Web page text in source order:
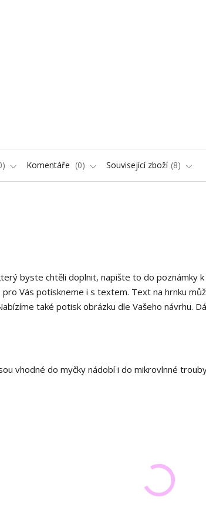
Komentáře 0 Související zboží 8
byste chtěli doplnit, napište to do poznámky
pro Vás potiskneme i s textem. Text na hrnku
také potisk obrázku dle Vašeho návrhu.
vhodné do myčky nádobí i do mikrovlnné